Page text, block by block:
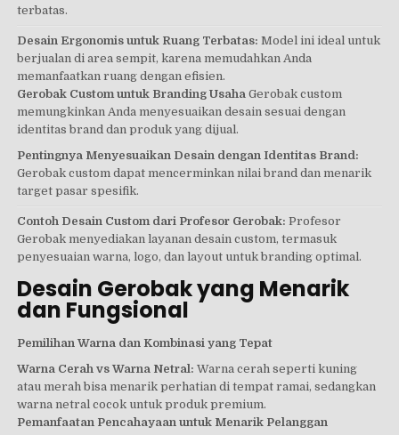
terbatas.
Desain Ergonomis untuk Ruang Terbatas: Model ini ideal untuk
berjualan di area sempit, karena memudahkan Anda
memanfaatkan ruang dengan efisien.
Gerobak Custom untuk Branding Usaha Gerobak custom
memungkinkan Anda menyesuaikan desain sesuai dengan
identitas brand dan produk yang dijual.
Pentingnya Menyesuaikan Desain dengan Identitas Brand:
Gerobak custom dapat mencerminkan nilai brand dan menarik
target pasar spesifik.
Contoh Desain Custom dari Profesor Gerobak: Profesor
Gerobak menyediakan layanan desain custom, termasuk
penyesuaian warna, logo, dan layout untuk branding optimal.
Desain Gerobak yang Menarik
dan Fungsional
Pemilihan Warna dan Kombinasi yang Tepat
Warna Cerah vs Warna Netral: Warna cerah seperti kuning
atau merah bisa menarik perhatian di tempat ramai, sedangkan
warna netral cocok untuk produk premium.
Pemanfaatan Pencahayaan untuk Menarik Pelanggan